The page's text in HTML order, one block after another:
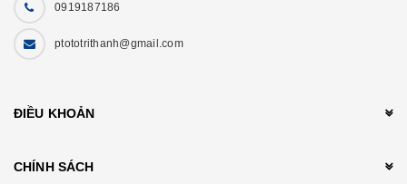
0919187186
ptototrithanh@gmail.com
ĐIỀU KHOẢN
CHÍNH SÁCH